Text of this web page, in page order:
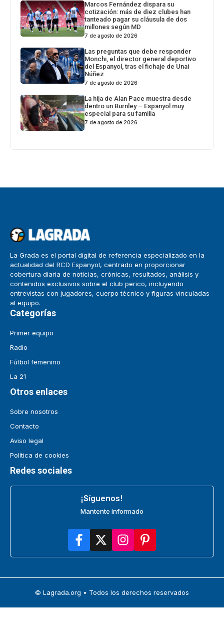
Marcos Fernández dispara su
cotización: más de diez clubes han
tanteado pagar su cláusula de dos
millones según MD
7 de agosto de 2026
Las preguntas que debe responder
Monchi, el director general deportivo
del Espanyol, tras el fichaje de Unai
Núñez
7 de agosto de 2026
La hija de Alan Pace muestra desde
dentro un Burnley – Espanyol muy
especial para su familia
7 de agosto de 2026
La Grada es el portal digital de referencia especializado en la
actualidad del RCD Espanyol, centrado en proporcionar
cobertura diaria de noticias, crónicas, resultados, análisis y
contenidos exclusivos sobre el club perico, incluyendo
entrevistas con jugadores, cuerpo técnico y figuras vinculadas
al equipo.
Categorías
Primer equipo
Radio
Fútbol femenino
La 21
Otros enlaces
Sobre nosotros
Contacto
Aviso legal
Política de cookies
Redes sociales
¡Síguenos!
Mantente informado
© Lagrada.org • Todos los derechos reservados